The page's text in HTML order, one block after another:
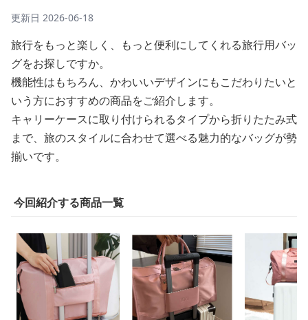
更新日 2026-06-18
旅行をもっと楽しく、もっと便利にしてくれる旅行用バッ
グをお探しですか。
機能性はもちろん、かわいいデザインにもこだわりたいと
いう方におすすめの商品をご紹介します。
キャリーケースに取り付けられるタイプから折りたたみ式
まで、旅のスタイルに合わせて選べる魅力的なバッグが勢
揃いです。
今回紹介する商品一覧